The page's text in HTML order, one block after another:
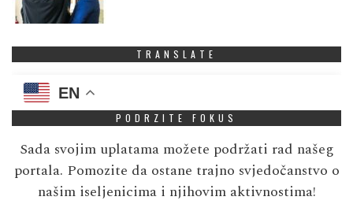
TRANSLATE
EN
PODRZITE FOKUS
Sada svojim uplatama možete podržati rad našeg
portala. Pomozite da ostane trajno svjedočanstvo o
našim iseljenicima i njihovim aktivnostima!